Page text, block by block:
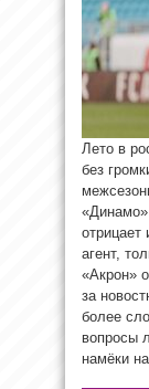
Лето в
без
агент,
«Акрон»
за
более
вопросы
намёки